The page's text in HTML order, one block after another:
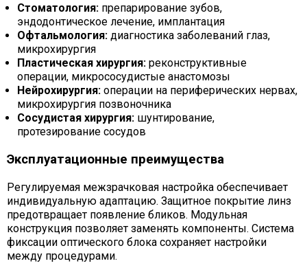
Стоматология: препарирование зубов,
эндодонтическое лечение, имплантация
Офтальмология: диагностика заболеваний глаз,
микрохирургия
Пластическая хирургия: реконструктивные
операции, микрососудистые анастомозы
Нейрохирургия: операции на периферических нервах,
микрохирургия позвоночника
Сосудистая хирургия: шунтирование,
протезирование сосудов
Эксплуатационные преимущества
Регулируемая межзрачковая настройка обеспечивает
индивидуальную адаптацию. Защитное покрытие линз
предотвращает появление бликов. Модульная
конструкция позволяет заменять компоненты. Система
фиксации оптического блока сохраняет настройки
между процедурами.